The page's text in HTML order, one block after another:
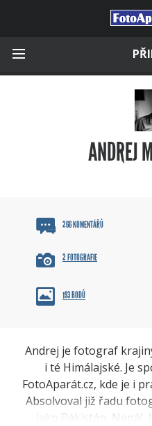
ANDREJ
266 KOMENTÁŘŮ
2 FOTOGRAFIE
193 BODŮ
Andrej je fotograf
i té Himálajské. Je
FotoAparát.cz, kde je i
Absolvoval již řadu
jako Pákistán, Nepál,